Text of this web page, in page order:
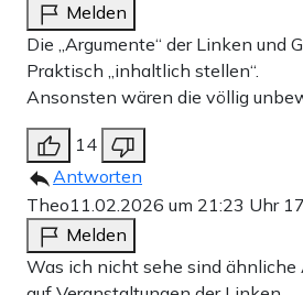
Melden
Die „Argumente“ der Linken und
Praktisch „inhaltlich stellen“.
Ansonsten wären die völlig
14
Antworten
Theo11.02.2026 um 21:23 Uhr
Melden
Was ich nicht sehe sind